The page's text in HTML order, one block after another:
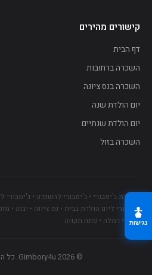
קישורים מהירים
דף הבית
השכרה ברחובות
השכרה בנס ציונה
יום הולדת שנה
יום הולדת שנתיים
השכרה בזול
השכרת ג'ימבורי • ג'ימבורי להשכרה •
ג'ימבורי ליום הולדת בבית • נס ציונה • יבנה •
גדרה • רמלה • פתח תקווה
© 2026 Gimbory4u. כל הזכויות שמורות.
נגישות
A++